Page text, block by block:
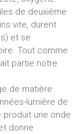
de deuxième
vite, durent
et se
Tout comme
partie notre
de matière
lumière de
produit une onde
donne